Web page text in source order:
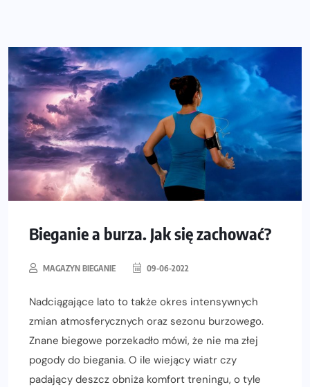
Bieganie a burza. Jak się zachować?
MAGAZYN BIEGANIE 09-06-2022
Nadciągające lato to także okres intensywnych
zmian atmosferycznych oraz sezonu burzowego.
Znane biegowe porzekadło mówi, że nie ma złej
pogody do biegania. O ile wiejący wiatr czy
padający deszcz obniża komfort treningu, o tyle